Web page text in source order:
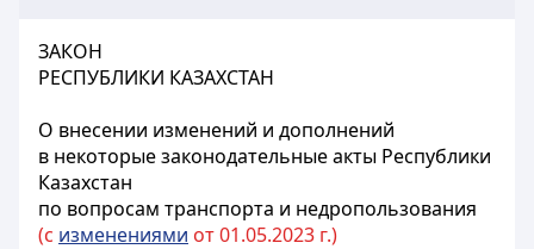
ЗАКОН
РЕСПУБЛИКИ КАЗАХСТАН
О внесении изменений и дополнений
в некоторые законодательные акты Республики
Казахстан
по вопросам транспорта и недропользования
(с изменениями от 01.05.2023 г.)